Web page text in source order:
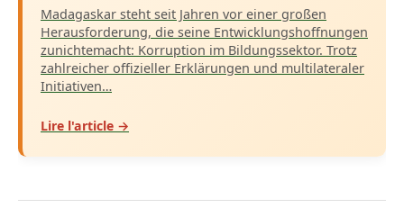
Madagaskar steht seit Jahren vor einer großen
Herausforderung, die seine Entwicklungshoffnungen
zunichtemacht: Korruption im Bildungssektor. Trotz
zahlreicher offizieller Erklärungen und multilateraler
Initiativen…
Lire l'article →